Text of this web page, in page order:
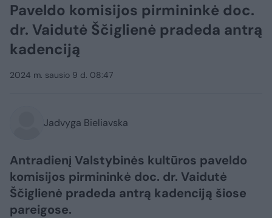
Paveldo komisijos pirmininkė doc.
dr. Vaidutė Ščiglienė pradeda antrą
kadenciją
2024 m. sausio 9 d. 08:47
Jadvyga Bieliavska
Antradienį Valstybinės kultūros paveldo
komisijos pirmininkė doc. dr. Vaidutė
Ščiglienė pradeda antrą kadenciją šiose
pareigose.